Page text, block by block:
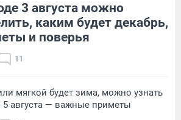
3 августа можно
каким будет декабрь,
и поверья
11
мягкой будет зима, можно узнать
5 августа — важные приметы